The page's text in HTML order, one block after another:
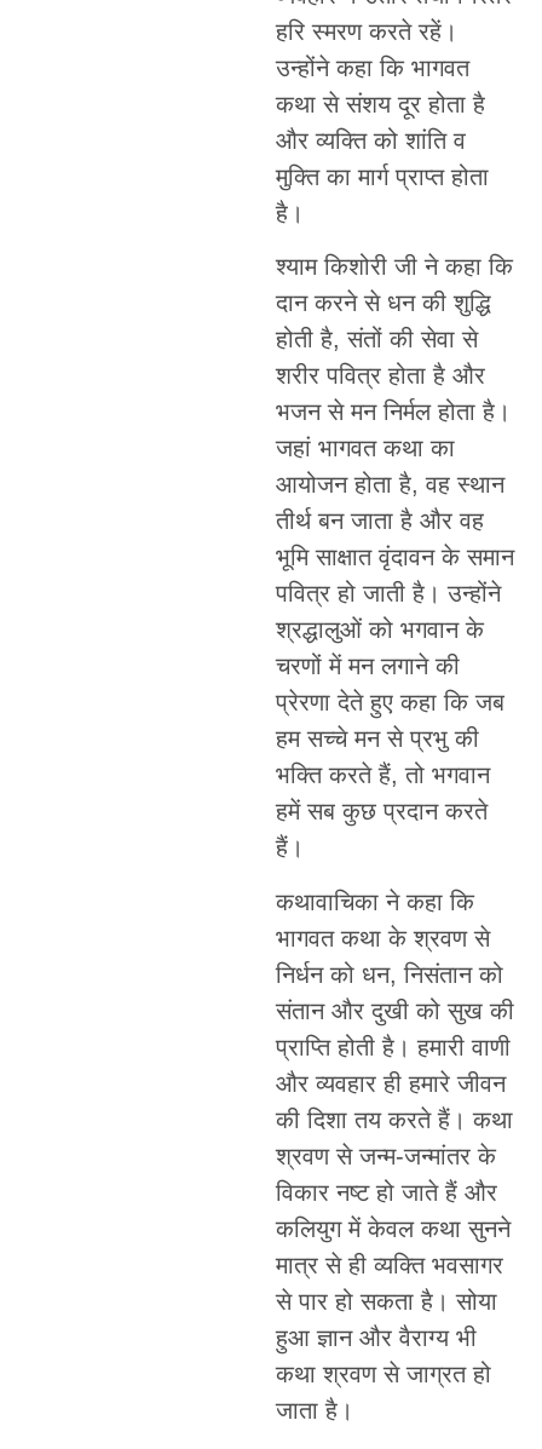
हरि स्मरण करते रहें।
उन्होंने कहा कि भागवत
कथा से संशय दूर होता है
और व्यक्ति को शांति व
मुक्ति का मार्ग प्राप्त होता
है।
श्याम किशोरी जी ने कहा कि
दान करने से धन की शुद्धि
होती है, संतों की सेवा से
शरीर पवित्र होता है और
भजन से मन निर्मल होता है।
जहां भागवत कथा का
आयोजन होता है, वह स्थान
तीर्थ बन जाता है और वह
भूमि साक्षात वृंदावन के समान
पवित्र हो जाती है। उन्होंने
श्रद्धालुओं को भगवान के
चरणों में मन लगाने की
प्रेरणा देते हुए कहा कि जब
हम सच्चे मन से प्रभु की
भक्ति करते हैं, तो भगवान
हमें सब कुछ प्रदान करते
हैं।
कथावाचिका ने कहा कि
भागवत कथा के श्रवण से
निर्धन को धन, निसंतान को
संतान और दुखी को सुख की
प्राप्ति होती है। हमारी वाणी
और व्यवहार ही हमारे जीवन
की दिशा तय करते हैं। कथा
श्रवण से जन्म-जन्मांतर के
विकार नष्ट हो जाते हैं और
कलियुग में केवल कथा सुनने
मात्र से ही व्यक्ति भवसागर
से पार हो सकता है। सोया
हुआ ज्ञान और वैराग्य भी
कथा श्रवण से जाग्रत हो
जाता है।